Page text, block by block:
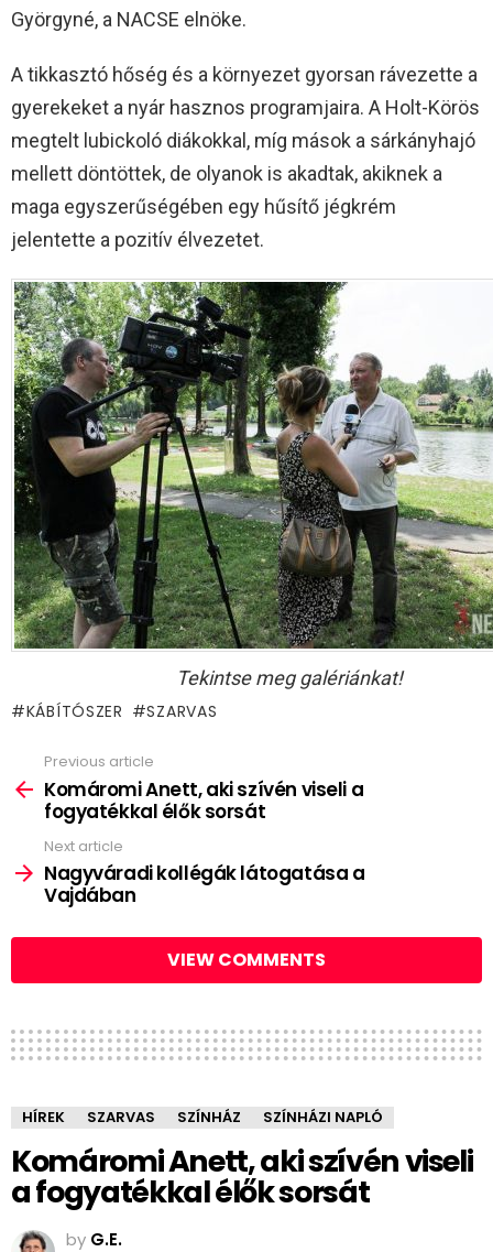
Györgyné, a NACSE elnöke.
A tikkasztó hőség és a környezet gyorsan rávezette a
gyerekeket a nyár hasznos programjaira. A Holt-Körös
megtelt lubickoló diákokkal, míg mások a sárkányhajó
mellett döntöttek, de olyanok is akadtak, akiknek a
maga egyszerűségében egy hűsítő jégkrém
jelentette a pozitív élvezetet.
Tekintse meg galériánkat!
KÁBÍTÓSZER SZARVAS
more
Previous article
Komáromi Anett, aki szívén viseli a
fogyatékkal élők sorsát
Next article
Nagyváradi kollégák látogatása a
Vajdában
VIEW COMMENTS
HÍREK SZARVAS SZÍNHÁZ SZÍNHÁZI NAPLÓ
Komáromi Anett, aki szívén viseli
a fogyatékkal élők sorsát
by G.E.